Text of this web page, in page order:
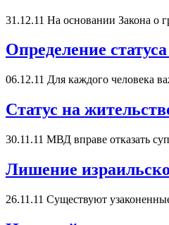
31.12.11 На основании Закона о
Определение
06.12.11 Для каждого человека
Статус на
30.11.11 МВД вправе отказать
Лишение
26.11.11 Существуют